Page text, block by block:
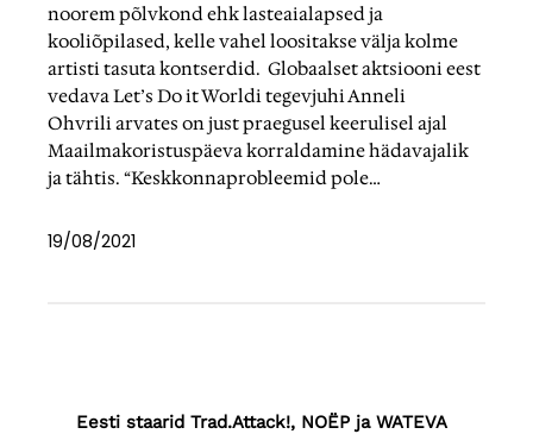
noorem põlvkond ehk lasteaialapsed ja
kooliõpilased, kelle vahel loositakse välja kolme
artisti tasuta kontserdid. Globaalset aktsiooni eest
vedava Let’s Do it Worldi tegevjuhi Anneli
Ohvrili arvates on just praegusel keerulisel ajal
Maailmakoristuspäeva korraldamine hädavajalik
ja tähtis. “Keskkonnaprobleemid pole…
19/08/2021
Eesti staarid Trad.Attack!, NOËP ja WATEVA